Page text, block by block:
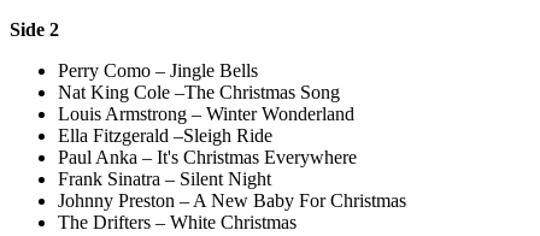
Side 2
Perry Como – Jingle Bells
Nat King Cole –The Christmas Song
Louis Armstrong – Winter Wonderland
Ella Fitzgerald –Sleigh Ride
Paul Anka – It's Christmas Everywhere
Frank Sinatra – Silent Night
Johnny Preston – A New Baby For Christmas
The Drifters – White Christmas